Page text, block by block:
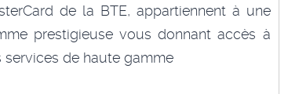
de la BTE, appartiennent à une
prestigieuse vous donnant accès à
services de haute gamme